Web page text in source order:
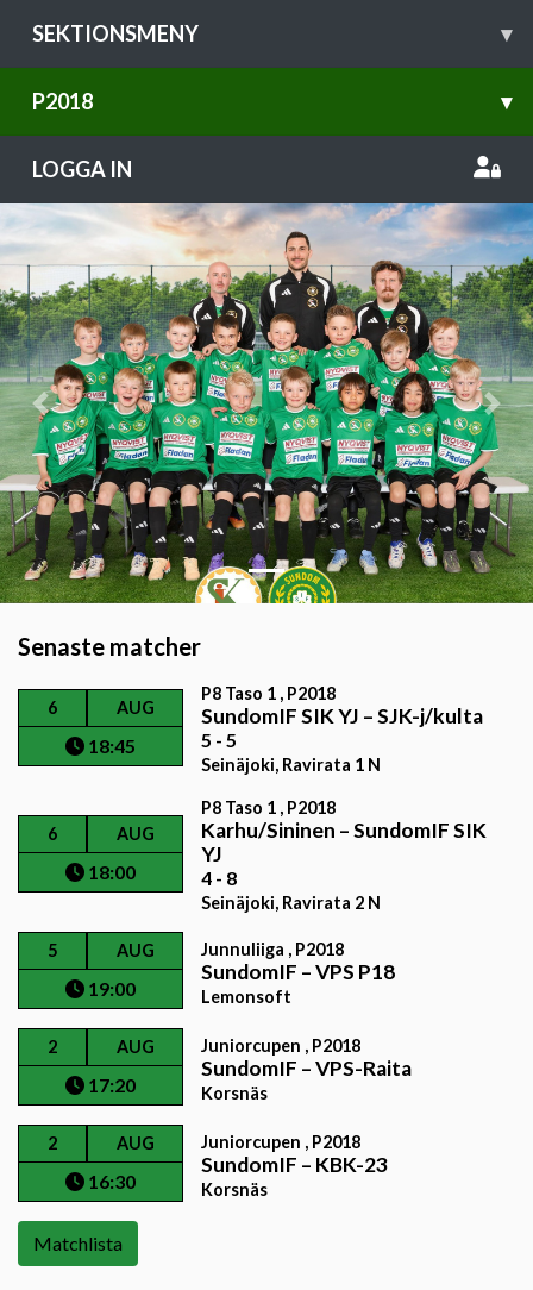
SEKTIONSMENY ▾
P2018 ▾
LOGGA IN
Previous
Senaste matcher
6 AUG
18:45
P8 Taso 1 , P2018
SundomIF SIK YJ –SJK-j/kulta
5 - 5
Seinäjoki, Ravirata 1 N
6 AUG
18:00
P8 Taso 1 , P2018
Karhu/Sininen –SundomIF SIK
YJ
4 - 8
Seinäjoki, Ravirata 2 N
5 AUG
19:00
Junnuliiga , P2018
SundomIF –VPS P18
Lemonsoft
2 AUG
17:20
Juniorcupen , P2018
SundomIF –VPS-Raita
Korsnäs
2 AUG
16:30
Juniorcupen , P2018
SundomIF – KBK-23
Korsnäs
Matchlista